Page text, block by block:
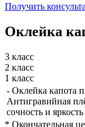
Получить
Оклейка
3 класс
2 класс
1 класс
- Оклейка капота
Антигравийная
сочность и яркость
* Окончательная